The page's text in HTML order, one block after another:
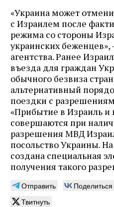
«Украина может
с Израилем после
режима со стороны
украинских беженцев»,
агентства. Ранее
въезда для граждан
обычного безвиза
альтернативный
поездки с
«Прибытие в Израиль и
совершаются при
разрешения МВД
посольство Украины.
создана специальная
получения такого
Отправить Поделиться
Твитнуть